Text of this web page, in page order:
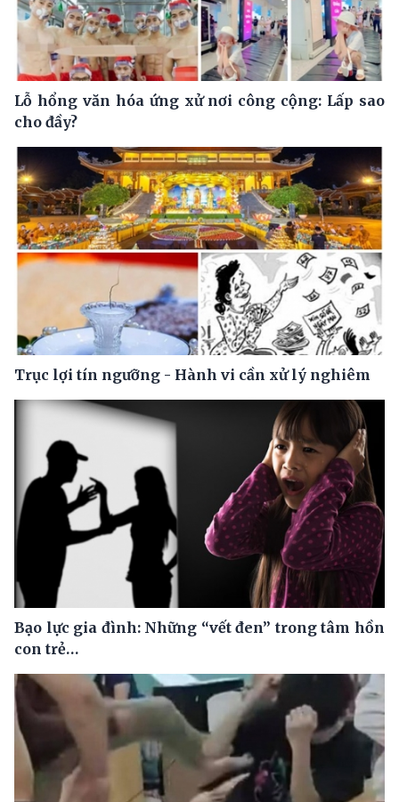
Lỗ hổng văn hóa ứng xử nơi công cộng: Lấp sao
cho đầy?
Trục lợi tín ngưỡng - Hành vi cần xử lý nghiêm
Bạo lực gia đình: Những “vết đen” trong tâm hồn
con trẻ…